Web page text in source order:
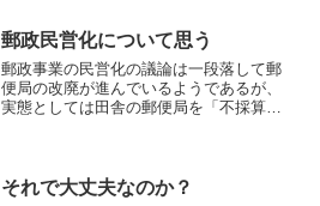
郵政民営化について思う
郵政事業の民営化の議論は一段落して郵
便局の改廃が進んでいるようであるが、
実態としては田舎の郵便局を「不採算」
重大な問題があるのを皆さ...
それで大丈夫なのか？